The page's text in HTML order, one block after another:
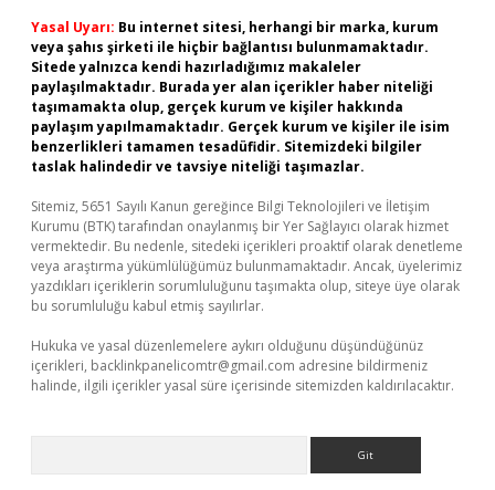
Yasal Uyarı: Bu internet sitesi, herhangi bir marka, kurum
veya şahıs şirketi ile hiçbir bağlantısı bulunmamaktadır.
Sitede yalnızca kendi hazırladığımız makaleler
paylaşılmaktadır. Burada yer alan içerikler haber niteliği
taşımamakta olup, gerçek kurum ve kişiler hakkında
paylaşım yapılmamaktadır. Gerçek kurum ve kişiler ile isim
benzerlikleri tamamen tesadüfidir. Sitemizdeki bilgiler
taslak halindedir ve tavsiye niteliği taşımazlar.
Sitemiz, 5651 Sayılı Kanun gereğince Bilgi Teknolojileri ve İletişim
Kurumu (BTK) tarafından onaylanmış bir Yer Sağlayıcı olarak hizmet
vermektedir. Bu nedenle, sitedeki içerikleri proaktif olarak denetleme
veya araştırma yükümlülüğümüz bulunmamaktadır. Ancak, üyelerimiz
yazdıkları içeriklerin sorumluluğunu taşımakta olup, siteye üye olarak
bu sorumluluğu kabul etmiş sayılırlar.
Hukuka ve yasal düzenlemelere aykırı olduğunu düşündüğünüz
içerikleri, backlinkpanelicomtr@gmail.com adresine bildirmeniz
halinde, ilgili içerikler yasal süre içerisinde sitemizden kaldırılacaktır.